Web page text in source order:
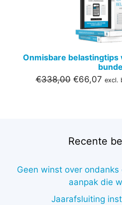
Onmisbare
€338,00 €66,07 excl.
Recente
Geen winst over
aanpak die
Jaarafsluiting